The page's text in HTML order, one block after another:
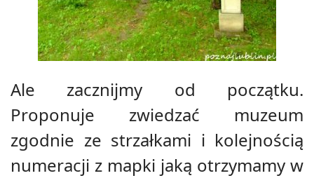
Ale zacznijmy od początku.
Proponuje zwiedzać muzeum
zgodnie ze strzałkami i kolejnością
numeracji z mapki jaką otrzymamy w